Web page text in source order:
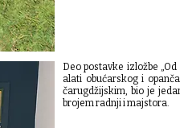
Deo postavke izložbe
alati obućarskog i
čarugdžijskim, bio je
brojem radnji i majstora.